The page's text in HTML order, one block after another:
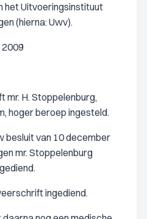
het Uitvoeringsinstituut
(hierna: Uwv).
2009
mr. H. Stoppelenburg,
hoger beroep ingesteld.
besluit van 10 december
mr. Stoppelenburg
ingediend.